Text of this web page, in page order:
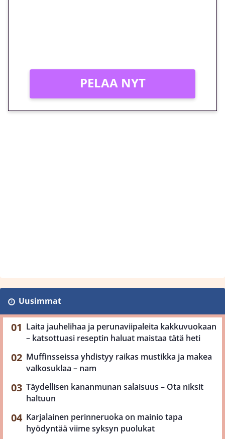
PELAA NYT
Uusimmat
Laita jauhelihaa ja perunaviipaleita kakkuvuokaan
– katsottuasi reseptin haluat maistaa tätä heti
Muffinsseissa yhdistyy raikas mustikka ja makea
valkosuklaa – nam
Täydellisen kananmunan salaisuus – Ota niksit
haltuun
Karjalainen perinneruoka on mainio tapa
hyödyntää viime syksyn puolukat